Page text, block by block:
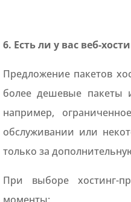
6. Есть ли у вас веб-
Предложение пакетов
более дешевые пакеты
например,
обслуживании или
только за
При выборе хостинг-